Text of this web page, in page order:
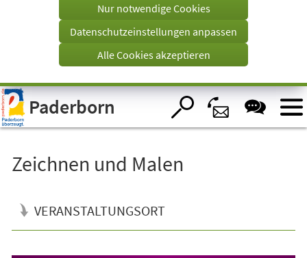
Visuelle
Assistenzsoftware
öffnen.
einem
Tab)
Nur notwendige Cookies
Datenschutzeinstellungen anpassen
Alle Cookies akzeptieren
Paderborn
Zeichnen und Malen
VERANSTALTUNGSORT